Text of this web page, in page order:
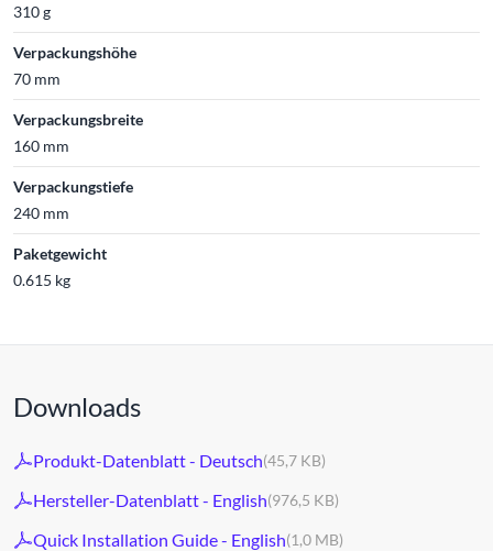
310 g
Verpackungshöhe
70 mm
Verpackungsbreite
160 mm
Verpackungstiefe
240 mm
Paketgewicht
0.615 kg
Downloads
Produkt-Datenblatt - Deutsch(45,7 KB)
Hersteller-Datenblatt - English(976,5 KB)
Quick Installation Guide - English(1,0 MB)